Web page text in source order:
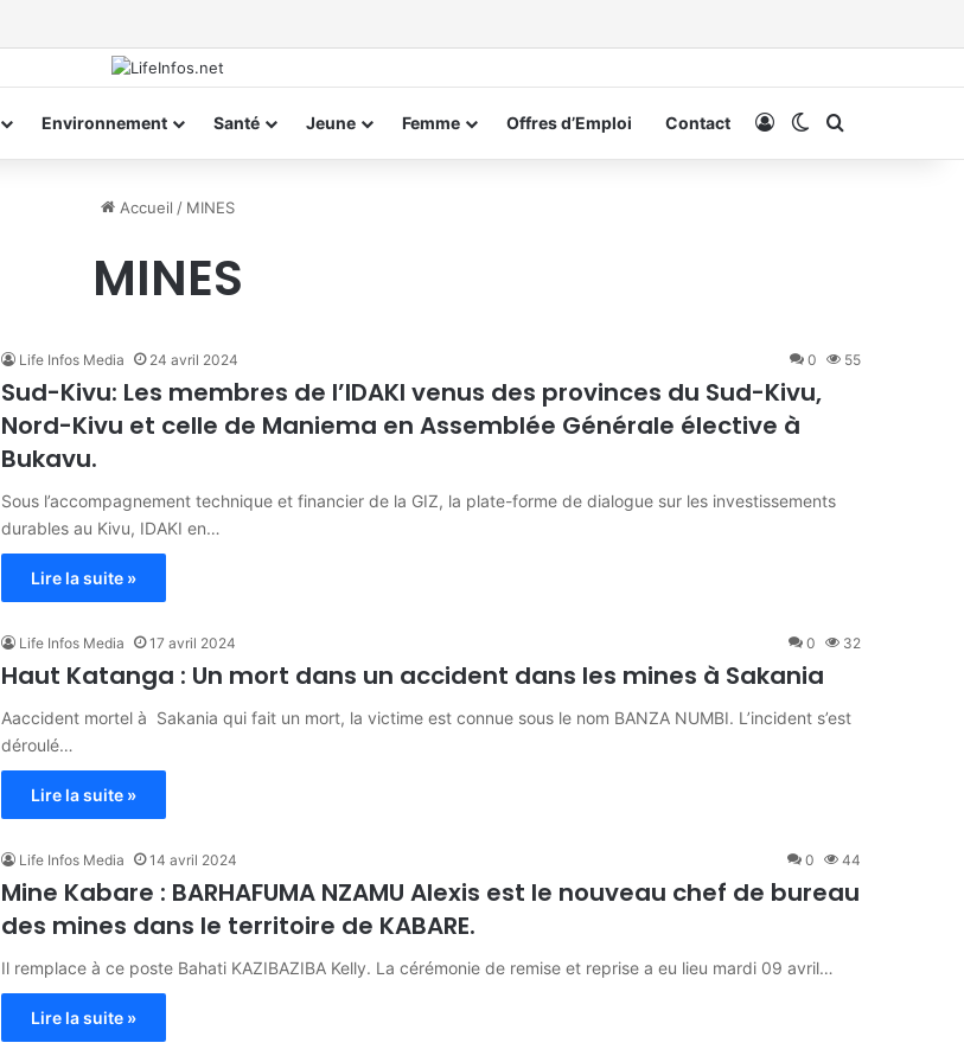
Environnement Santé Jeune Femme Offres d’Emploi Contact ConnexionSwitch skin
Accueil / MINES
MINES
Life Infos Media 24 avril 2024 0 55
Sud-Kivu: Les membres de l’IDAKI venus des provinces du Sud-Kivu,
Nord-Kivu et celle de Maniema en Assemblée Générale élective à
Bukavu.
Sous l’accompagnement technique et financier de la GIZ, la plate-forme de dialogue sur les investissements
durables au Kivu, IDAKI en…
Lire la suite »
Life Infos Media 17 avril 2024 0 32
Haut Katanga : Un mort dans un accident dans les mines à Sakania
Aaccident mortel à Sakania qui fait un mort, la victime est connue sous le nom BANZA NUMBI. L’incident s’est
déroulé…
Lire la suite »
Life Infos Media 14 avril 2024 0 44
Mine Kabare : BARHAFUMA NZAMU Alexis est le nouveau chef de bureau
des mines dans le territoire de KABARE.
Il remplace à ce poste Bahati KAZIBAZIBA Kelly. La cérémonie de remise et reprise a eu lieu mardi 09 avril…
Lire la suite »